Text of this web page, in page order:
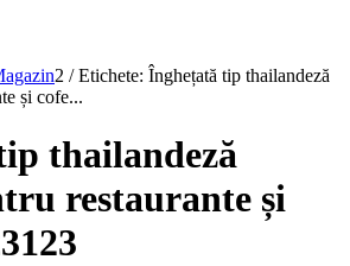
2 / Etichete: Înghețată tip thailandeză
și cofe...
thailandeză
restaurante și